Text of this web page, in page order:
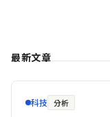
最新文章
科技 分析